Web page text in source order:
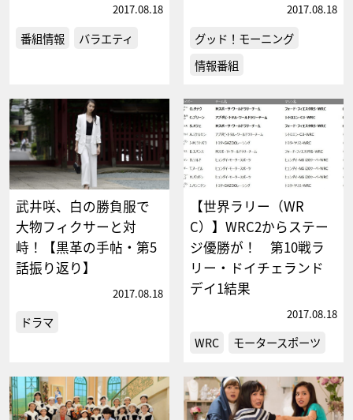
2017.08.18
番組情報 バラエティ
2017.08.18
グッド！モーニング
情報番組
武井咲、白の勝負服で
大物フィクサーと対
峙！【黒革の手帖・第5
話振り返り】
2017.08.18
ドラマ
【世界ラリー（WR
C）】WRC2からステー
ジ優勝が！ 第10戦ラ
リー・ドイチェランド
デイ1結果
2017.08.18
WRC モータースポーツ